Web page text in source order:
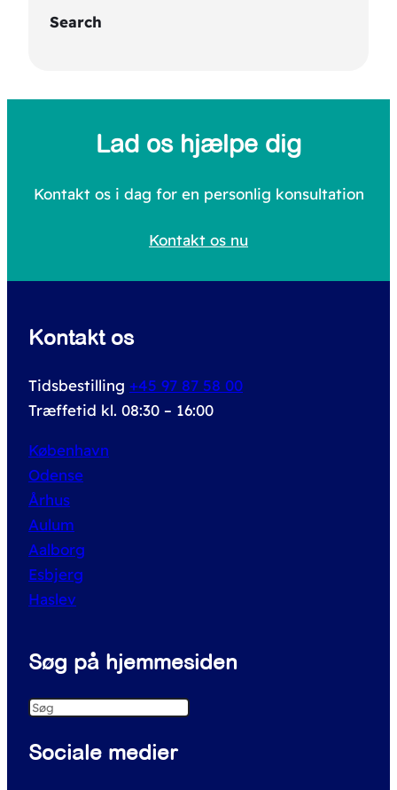
Search
e
c
r
Lad os hjælpe dig
Kontakt os i dag for en personlig konsultation
Kontakt os nu
Kontakt os
Tidsbestilling +45 97 87 58 00
Træffetid kl. 08:30 – 16:00
København
Odense
Århus
Aulum
Aalborg
Esbjerg
Haslev
Søg på hjemmesiden
S
a
Sociale medier